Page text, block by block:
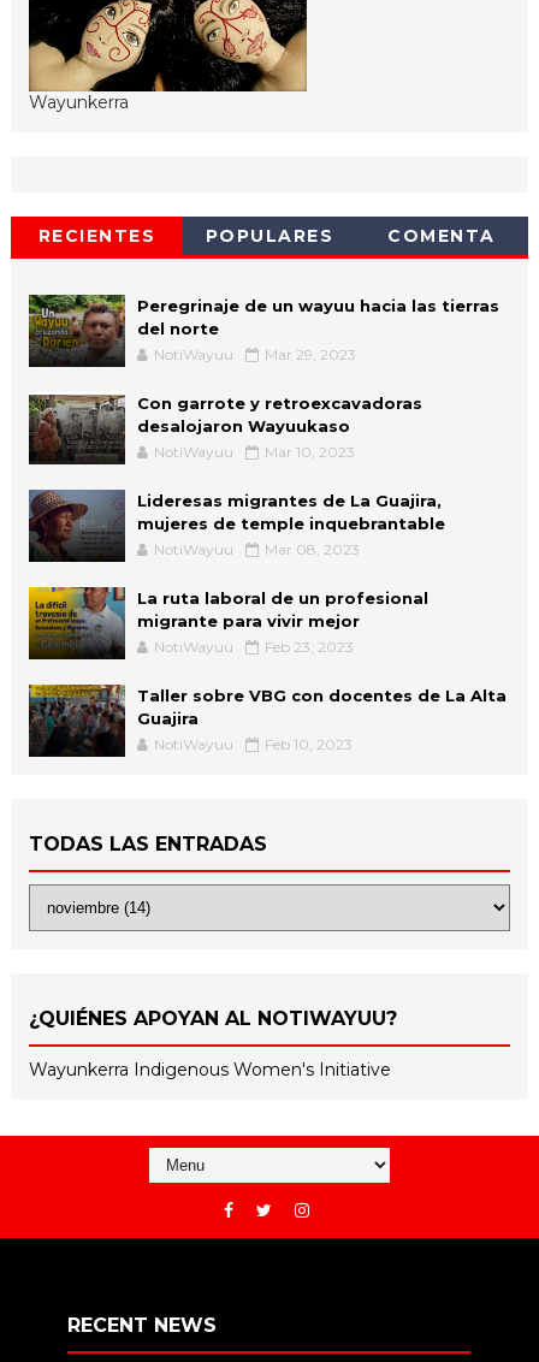
Wayunkerra
RECIENTES POPULARES COMENTA
Peregrinaje de un wayuu hacia las tierras
del norte
NotiWayuu Mar 29, 2023
Con garrote y retroexcavadoras
desalojaron Wayuukaso
NotiWayuu Mar 10, 2023
Lideresas migrantes de La Guajira,
mujeres de temple inquebrantable
NotiWayuu Mar 08, 2023
La ruta laboral de un profesional
migrante para vivir mejor
NotiWayuu Feb 23, 2023
Taller sobre VBG con docentes de La Alta
Guajira
NotiWayuu Feb 10, 2023
TODAS LAS ENTRADAS
¿QUIÉNES APOYAN AL NOTIWAYUU?
Wayunkerra Indigenous Women's Initiative
RECENT NEWS